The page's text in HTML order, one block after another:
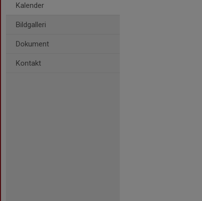
Kalender
Bildgalleri
Dokument
Kontakt